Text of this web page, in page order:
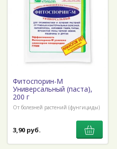
Фитоспорин-М
Универсальный (паста),
200 г
От болезней растений (фунгициды)
3,90 руб.